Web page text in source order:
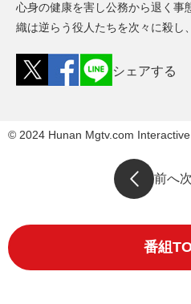
心身の健康を害し公務から退く事
織は逆らう役人たちを次々に殺し
シェアする
© 2024 Hunan Mgtv.com
前へ
番組